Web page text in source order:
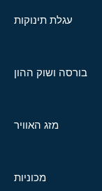
עגלת תינוקות
בורסה ושוק ההון
מזג האוויר
מכוניות